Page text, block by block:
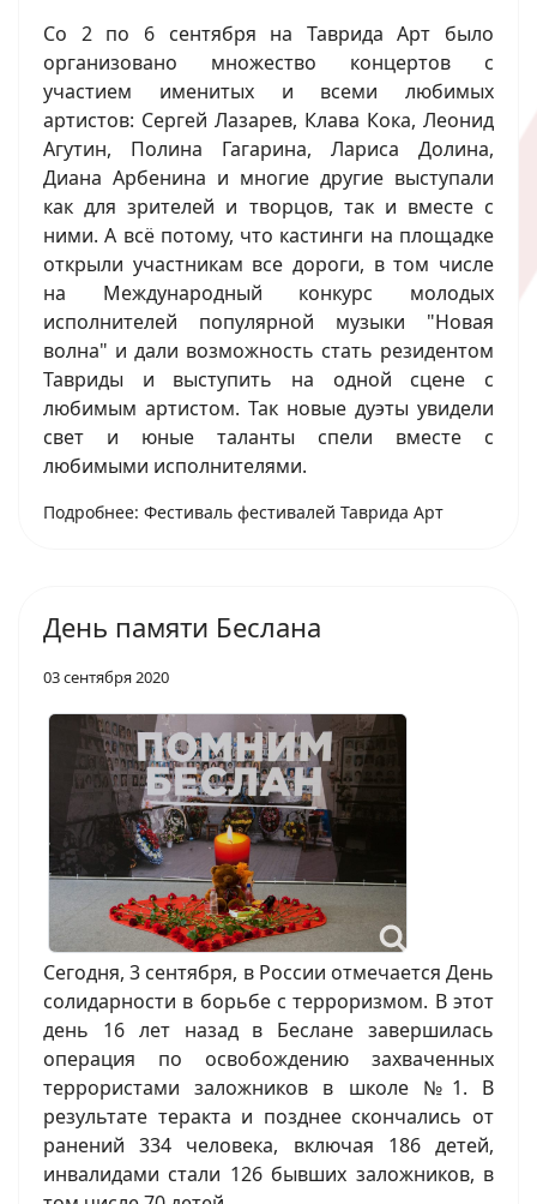
Со 2 по 6 сентября на Таврида Арт было
организовано множество концертов с
участием именитых и всеми любимых
артистов: Сергей Лазарев, Клава Кока, Леонид
Агутин, Полина Гагарина, Лариса Долина,
Диана Арбенина и многие другие выступали
как для зрителей и творцов, так и вместе с
ними. А всё потому, что кастинги на площадке
открыли участникам все дороги, в том числе
на Международный конкурс молодых
исполнителей популярной музыки "Новая
волна" и дали возможность стать резидентом
Тавриды и выступить на одной сцене с
любимым артистом. Так новые дуэты увидели
свет и юные таланты спели вместе с
любимыми исполнителями.
Подробнее: Фестиваль фестивалей Таврида Арт
День памяти Беслана
03 сентября 2020
Сегодня, 3 сентября, в России отмечается День
солидарности в борьбе с терроризмом. В этот
день 16 лет назад в Беслане завершилась
операция по освобождению захваченных
террористами заложников в школе №1. В
результате теракта и позднее скончались от
ранений 334 человека, включая 186 детей,
инвалидами стали 126 бывших заложников, в